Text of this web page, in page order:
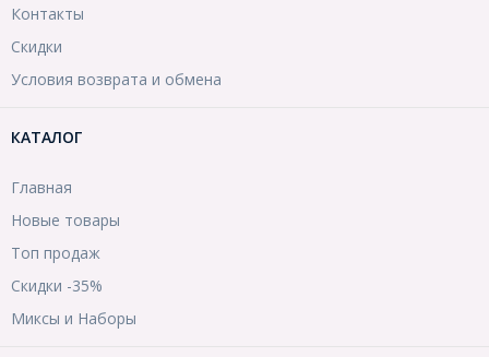
Контакты
Скидки
Условия возврата и обмена
КАТАЛОГ
Главная
Новые товары
Топ продаж
Скидки -35%
Миксы и Наборы